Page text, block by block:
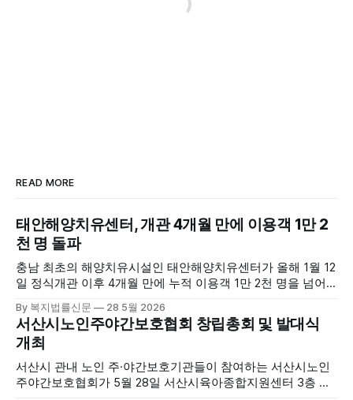
READ MORE
태안해양치유센터, 개관 4개월 만에 이용객 1만 2
천 명 돌파
충남 최초의 해양치유시설인 태안해양치유센터가 올해 1월 12
일 정식개관 이후 4개월 만에 누적 이용객 1만 2천 명을 넘어
양자원을 활용한 맞춤형 프로그램과 차별화된 웰니스 콘텐츠
를 선보이며 관광객과 군민의 발길을 끌고 있다. 센터는 염지
하수, 피트 등 태안의 청정 해양자원을 활용해 몸과 마음의 회
복을 돕는 다양한 프로그램을 운영하고
By 복지법률신문 28 5월 2026
서산시노인주야간보호협회 창립총회 및 발대식
개최
서산시 관내 노인 주·야간보호기관들이 참여하는 서산시노인
주야간보호협회가 5월 28일 서산시육아종합지원센터 3층 공